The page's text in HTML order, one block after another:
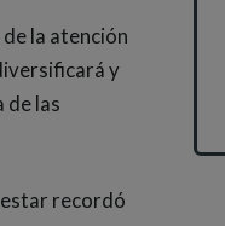
la atención
y
de las
recordó